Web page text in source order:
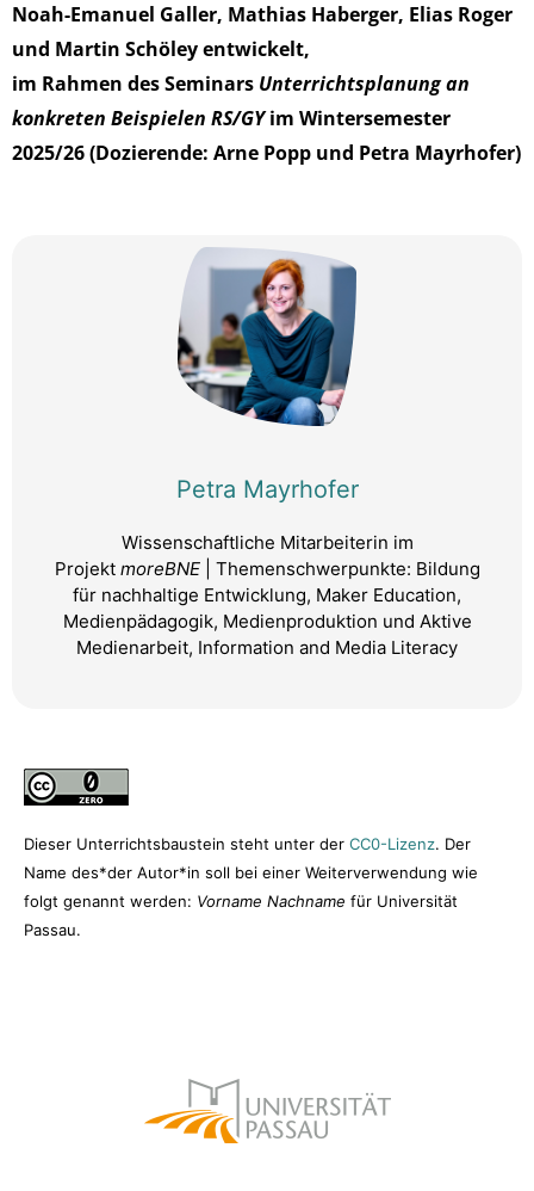
Noah-Emanuel Galler, Mathias Haberger, Elias Roger
und Martin Schöley entwickelt,
im Rahmen des Seminars Unterrichtsplanung an
konkreten Beispielen RS/GYim Wintersemester
2025/26 (Dozierende: Arne Popp und Petra Mayrhofer)
Petra Mayrhofer
Wissenschaftliche Mitarbeiterin im
Projekt moreBNE| Themenschwerpunkte: Bildung
für nachhaltige Entwicklung, Maker Education,
Medienpädagogik, Medienproduktion und Aktive
Medienarbeit, Information and Media Literacy
Dieser Unterrichtsbaustein steht unter der CC0-Lizenz. Der
Name des*der Autor*in soll bei einer Weiterverwendung wie
folgt genannt werden: Vorname Nachname für Universität
Passau.